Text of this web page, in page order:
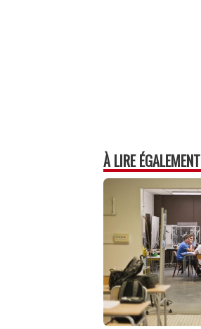
À LIRE ÉGALEMENT